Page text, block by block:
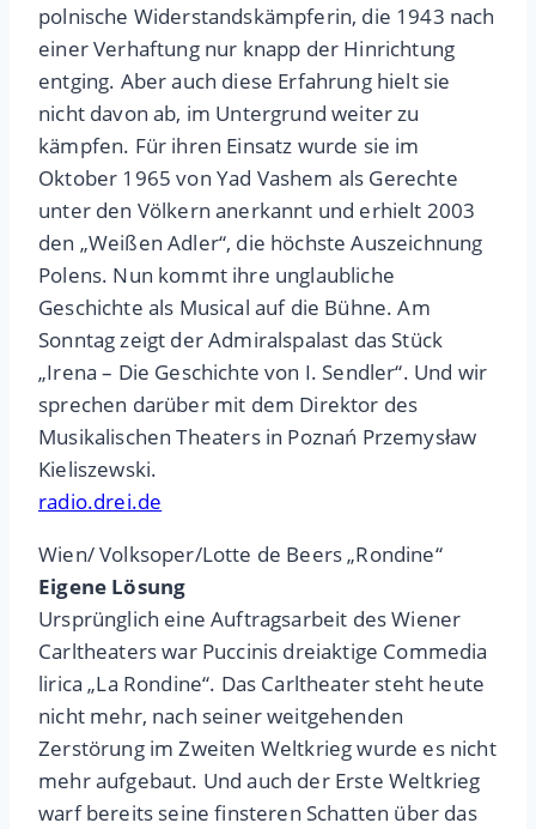
polnische Widerstandskämpferin, die 1943 nach
einer Verhaftung nur knapp der Hinrichtung
entging. Aber auch diese Erfahrung hielt sie
nicht davon ab, im Untergrund weiter zu
kämpfen. Für ihren Einsatz wurde sie im
Oktober 1965 von Yad Vashem als Gerechte
unter den Völkern anerkannt und erhielt 2003
den „Weißen Adler“, die höchste Auszeichnung
Polens. Nun kommt ihre unglaubliche
Geschichte als Musical auf die Bühne. Am
Sonntag zeigt der Admiralspalast das Stück
„Irena – Die Geschichte von I. Sendler“. Und wir
sprechen darüber mit dem Direktor des
Musikalischen Theaters in Poznań Przemysław
Kieliszewski.
radio.drei.de
Wien/ Volksoper/Lotte de Beers „Rondine“
Eigene Lösung
Ursprünglich eine Auftragsarbeit des Wiener
Carltheaters war Puccinis dreiaktige Commedia
lirica „La Rondine“. Das Carltheater steht heute
nicht mehr, nach seiner weitgehenden
Zerstörung im Zweiten Weltkrieg wurde es nicht
mehr aufgebaut. Und auch der Erste Weltkrieg
warf bereits seine finsteren Schatten über das